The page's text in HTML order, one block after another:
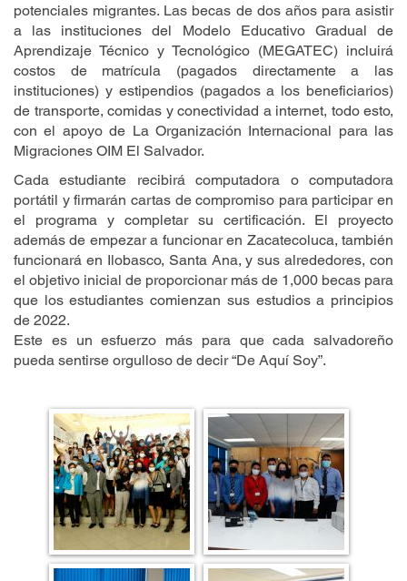
potenciales migrantes. Las becas de dos años para asistir
a las instituciones del Modelo Educativo Gradual de
Aprendizaje Técnico y Tecnológico (MEGATEC) incluirá
costos de matrícula (pagados directamente a las
instituciones) y estipendios (pagados a los beneficiarios)
de transporte, comidas y conectividad a internet, todo esto,
con el apoyo de La Organización Internacional para las
Migraciones OIM El Salvador.
Cada estudiante recibirá computadora o computadora
portátil y firmarán cartas de compromiso para participar en
el programa y completar su certificación. El proyecto
además de empezar a funcionar en Zacatecoluca, también
funcionará en Ilobasco, Santa Ana, y sus alrededores, con
el objetivo inicial de proporcionar más de 1,000 becas para
que los estudiantes comienzan sus estudios a principios
de 2022.
Este es un esfuerzo más para que cada salvadoreño
pueda sentirse orgulloso de decir “De Aquí Soy”.